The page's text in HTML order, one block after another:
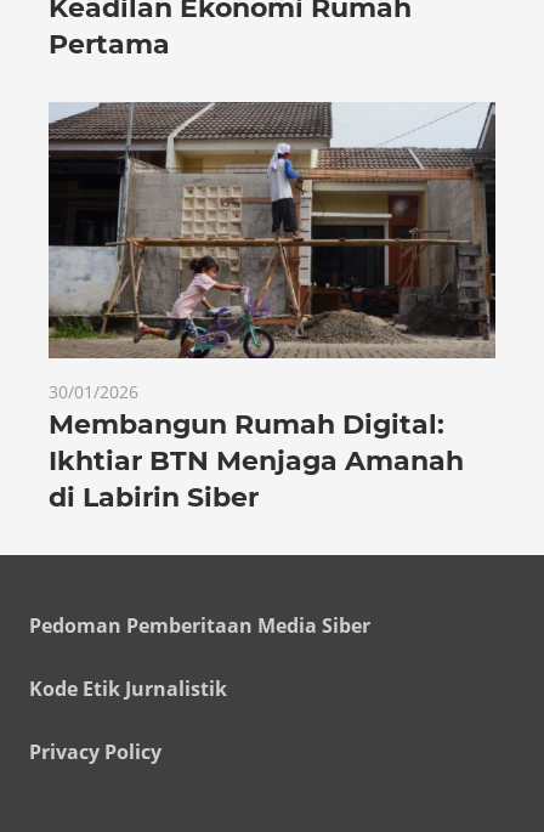
Keadilan Ekonomi Rumah
Pertama
30/01/2026
Membangun Rumah Digital:
Ikhtiar BTN Menjaga Amanah
di Labirin Siber
Pedoman Pemberitaan Media Siber
Kode Etik Jurnalistik
Privacy Policy